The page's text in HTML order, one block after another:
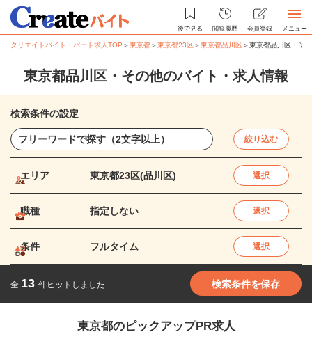
後で見る 閲覧履歴 会員登録 メニュー
クリエイトバイト・パート求人TOP ＞東京都＞東京都23区＞東京都品川区＞東京都品川区・そ
東京都品川区・その他のバイト・求人情報
検索条件の設定
絞り込む
エリア 東京都23区(品川区) 選択
職種 指定しない 選択
条件 フルタイム 選択
全 13 件ヒットしました 検索条件を保存
東京都のピックアップPR求人